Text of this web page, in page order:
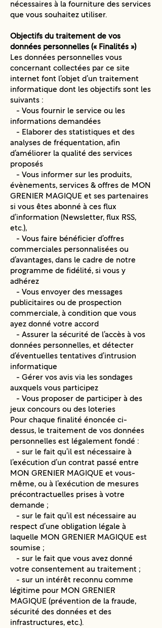
nécessaires à la fourniture des services
que vous souhaitez utiliser.
Objectifs du traitement de vos
données personnelles (« Finalités »)
Les données personnelles vous
concernant collectées par ce site
internet font l’objet d’un traitement
informatique dont les objectifs sont les
suivants :
- Vous fournir le service ou les
informations demandées
- Elaborer des statistiques et des
analyses de fréquentation, afin
d’améliorer la qualité des services
proposés
- Vous informer sur les produits,
évènements, services & offres de MON
GRENIER MAGIQUE et ses partenaires
si vous êtes abonné à ces flux
d’information (Newsletter, flux RSS,
etc.),
- Vous faire bénéficier d’offres
commerciales personnalisées ou
d’avantages, dans le cadre de notre
programme de fidélité, si vous y
adhérez
- Vous envoyer des messages
publicitaires ou de prospection
commerciale, à condition que vous
ayez donné votre accord
- Assurer la sécurité de l’accès à vos
données personnelles, et détecter
d’éventuelles tentatives d’intrusion
informatique
- Gérer vos avis via les sondages
auxquels vous participez
- Vous proposer de participer à des
jeux concours ou des loteries
Pour chaque finalité énoncée ci-
dessus, le traitement de vos données
personnelles est légalement fondé :
- sur le fait qu’il est nécessaire à
l’exécution d’un contrat passé entre
MON GRENIER MAGIQUE et vous-
même, ou à l’exécution de mesures
précontractuelles prises à votre
demande ;
- sur le fait qu’il est nécessaire au
respect d’une obligation légale à
laquelle MON GRENIER MAGIQUE est
soumise ;
- sur le fait que vous avez donné
votre consentement au traitement ;
- sur un intérêt reconnu comme
légitime pour MON GRENIER
MAGIQUE (prévention de la fraude,
sécurité des données et des
infrastructures, etc.).